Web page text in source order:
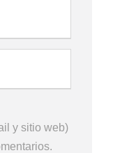
y sitio web)